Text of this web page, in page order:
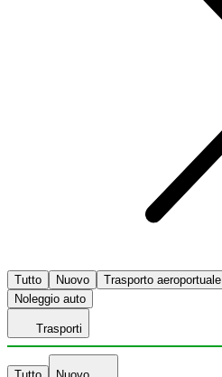
Tutto Nuovo Trasporto aeroportuale
Noleggio auto
Trasporti